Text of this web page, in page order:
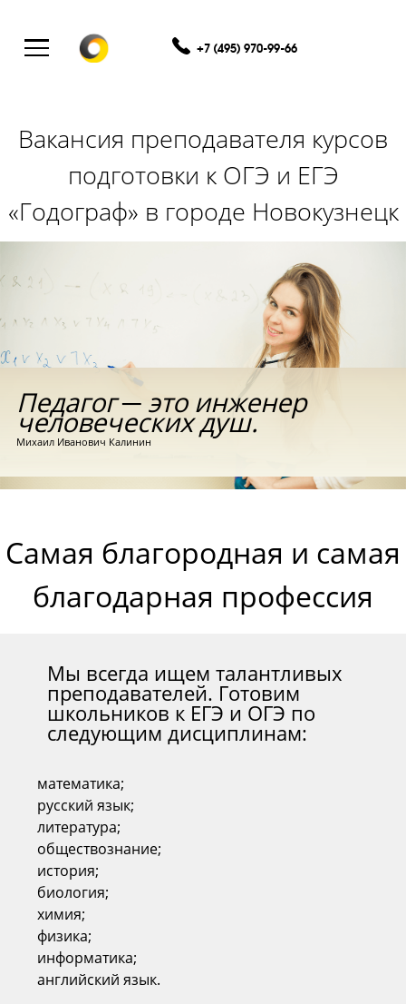
+7 (495) 970-99-66
Вакансия преподавателя
подготовки к ОГЭ и ЕГЭ
«Годограф» вгороде
Педагог ─ это инженер
человеческих душ.
Михаил Иванович Калинин
Самая благородная и
благодарная
Мы всегда ищем талантливых
школьников к ЕГЭ и ОГЭ по
следующим дисциплинам:
математика;
русский язык;
литература;
обществознание;
история;
биология;